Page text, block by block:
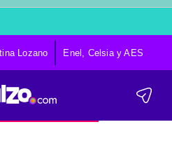
Lozano Enel, Celsia y AES